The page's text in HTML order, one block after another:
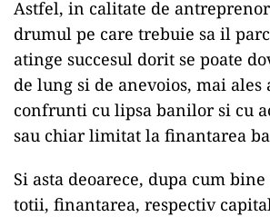
Astfel, in calitate de
drumul pe care trebuie sa il
atinge succesul dorit se poate
de lung si de anevoios, mai ales
confrunti cu lipsa banilor si cu
sau chiar limitat la finantarea
Si asta deoarece, dupa cum
totii, finantarea, respectiv